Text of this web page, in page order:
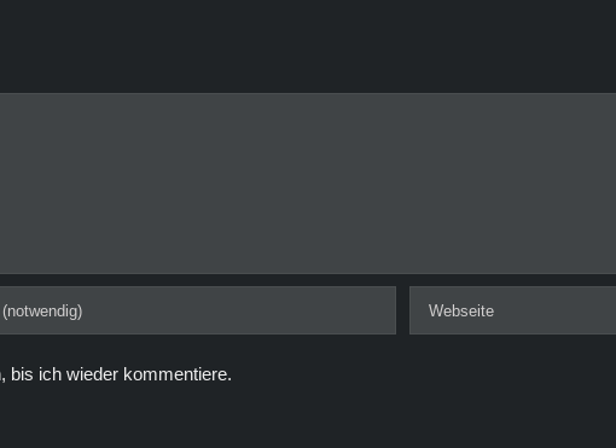
bis ich wieder kommentiere.